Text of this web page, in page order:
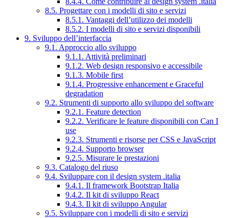
8.5. Progettare con i modelli di sito e servizi
8.5.1. Vantaggi dell’utilizzo dei modelli
8.5.2. I modelli di sito e servizi disponibili
9. Sviluppo dell’interfaccia
9.1. Approccio allo sviluppo
9.1.1. Attività preliminari
9.1.2. Web design responsivo e accessibile
9.1.3. Mobile first
9.1.4. Progressive enhancement e Graceful
degradation
9.2. Strumenti di supporto allo sviluppo del software
9.2.1. Feature detection
9.2.2. Verificare le feature disponibili con Can I
use
9.2.3. Strumenti e risorse per CSS e JavaScript
9.2.4. Supporto browser
9.2.5. Misurare le prestazioni
9.3. Catalogo del riuso
9.4. Sviluppare con il design system .italia
9.4.1. Il framework Bootstrap Italia
9.4.2. Il kit di sviluppo React
9.4.3. Il kit di sviluppo Angular
9.5. Sviluppare con i modelli di sito e servizi